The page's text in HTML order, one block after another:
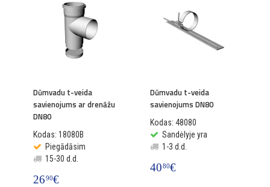
Dūmvadu t-veida
savienojums ar drenāžu
DN80
Kodas: 18080B
Piegādāsim
15-30 d.d.
2690€
Dūmvadu t-veida
savienojums DN80
Kodas: 48080
Sandėlyje yra
1-3 d.d.
4080€